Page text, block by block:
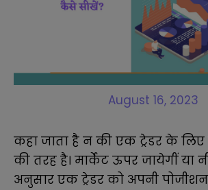
August 16, 2023
कहा जाता है न की एक ट्रेडर के लिए
की तरह है। मार्केट ऊपर जायेगीं या
अनुसार एक ट्रेडर को अपनी पोजीशन